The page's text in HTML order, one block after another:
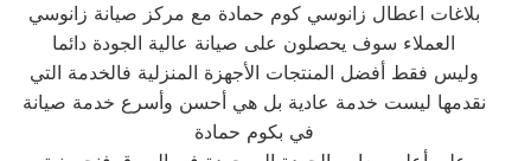
بلاغات اعطال زانوسي كوم حمادة مع مركز صيانة زانوسي
العملاء سوف يحصلون على صيانة عالية الجودة دائما
وليس فقط أفضل المنتجات الأجهزة المنزلية فالخدمة التي
نقدمها ليست خدمة عادية بل هي أحسن وأسرع خدمة صيانة
في بكوم حمادة